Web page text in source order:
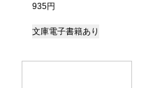
935円
文庫電子書籍あり